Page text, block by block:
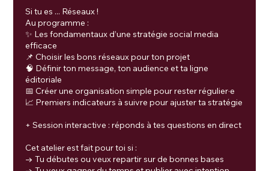
Si tu es ... Réseaux !
Au programme :
✨ Les fondamentaux d’une stratégie social media
efficace
📌 Choisir les bons réseaux pour ton projet
🧠 Définir ton message, ton audience et ta ligne
éditoriale
📅 Créer une organisation simple pour rester régulier·e
📈 Premiers indicateurs à suivre pour ajuster ta stratégie
+ Session interactive : réponds à tes questions en direct
Cet atelier est fait pour toi si :
→ Tu débutes ou veux repartir sur de bonnes bases